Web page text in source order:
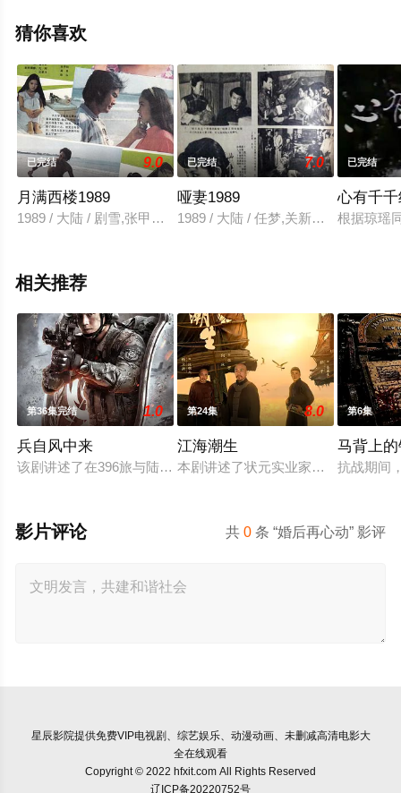
星辰影视，更多相关信息可移步至豆瓣电视剧、电视猫或
猜你喜欢
已完结 9.0
月满西楼1989
1989 / 大陆 / 剧雪,张甲田,高宏亮,张弘
已完结 7.0
哑妻1989
1989 / 大陆 / 任梦,关新伟,任梅,阙心
已完结
心有千
根据琼瑶
相关推荐
第36集完结 1.0
兵自风中来
该剧讲述了在396旅与陆军步兵学院联合举办的小型军事演习中
第24集 8.0
江海潮生
本剧讲述了状元实业家张謇创办大生
第6集
马背上
抗战期间
共0 条 “婚后再心动” 影评
影片评论
星辰影院提供免费VIP电视剧、综艺娱乐、动漫动画、未删减高清电影大
全在线观看
Copyright © 2022 hfxit.com All Rights Reserved
辽ICP备20220752号